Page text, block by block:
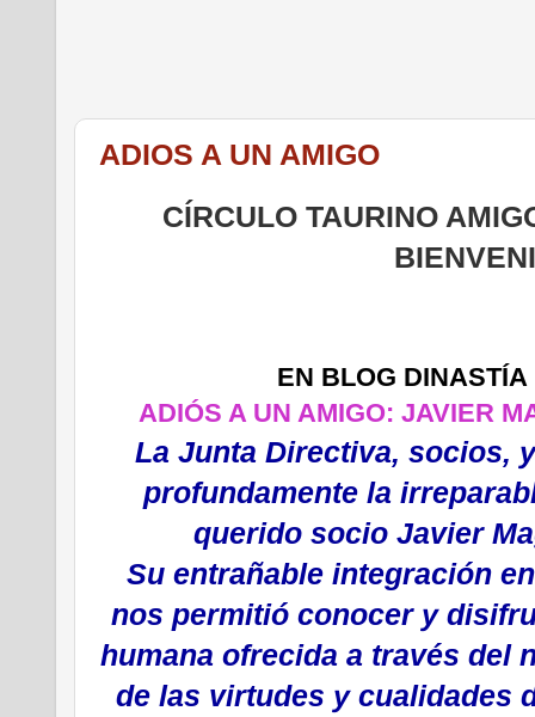
ADIOS A UN AMIGO
CÍRCULO TAURINO
EN BLOG
ADIÓS A UN AMIGO: JAVIER
La Junta Directiva, socios,
profundamente la
querido socioJavier
Su entrañable integración
nos permitió conocer y
humana ofrecida a través del
de las virtudes y cualidades